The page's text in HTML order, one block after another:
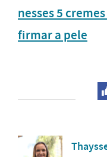
nesses 5
firmar a pele